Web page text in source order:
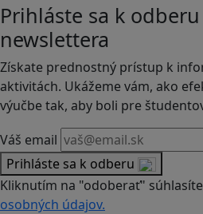
Prihláste sa k
newslettera
Získate prednostný prístup k
aktivitách. Ukážeme vám, ako
výučbe tak, aby boli pre
Váš email
Prihláste sa k odberu
Kliknutím na "odoberať"
osobných údajov.